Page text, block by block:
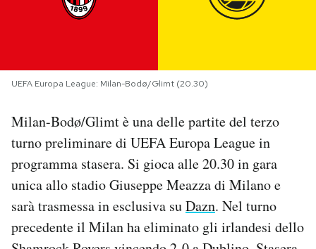
I MIEI PREFERITI
SHOP
CALENDARIO
AREA PERSONALE
Area Personale
UEFA Europa League: Milan-Bodø/Glimt (20.30)
Milan-Bodø/Glimt è una delle partite del terzo
turno preliminare di UEFA Europa League in
programma stasera. Si gioca alle 20.30 in gara
unica allo stadio Giuseppe Meazza di Milano e
sarà trasmessa in esclusiva suDazn. Nel turno
precedente il Milan ha eliminato gli irlandesi dello